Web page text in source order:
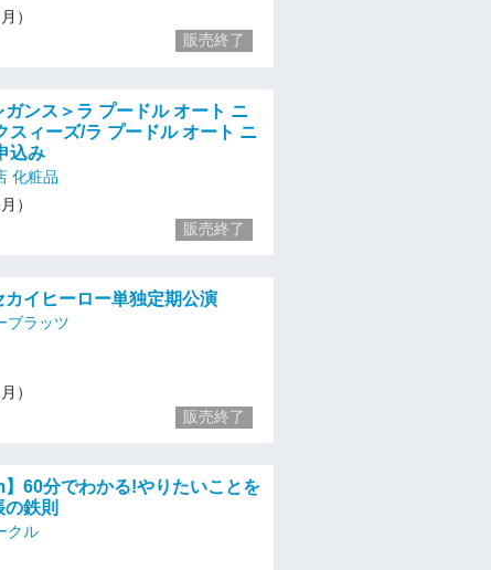
）
販売終了
ガンス＞ラ プードル オート ニ
スィーズ/ラ プードル オート ニ
込み
化粧品
）
販売終了
カイヒーロー単独定期公演
ブラッツ
）
販売終了
】60分でわかる!やりたいことを
鉄則
クル